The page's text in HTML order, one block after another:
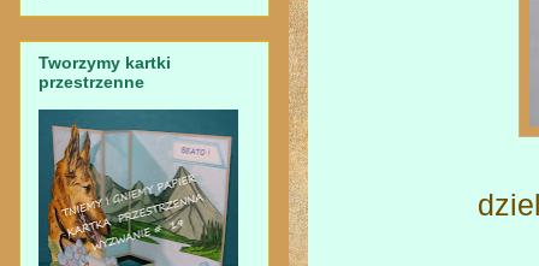
Tworzymy kartki
przestrzenne